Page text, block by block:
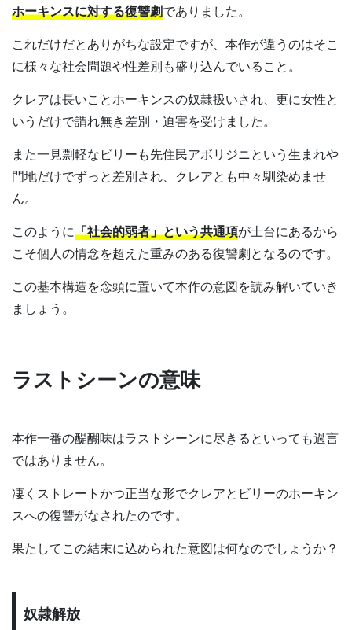
ホーキンスに対する復讐劇でありました。
これだけだとありがちな設定ですが、本作が違うのはそこ
に様々な社会問題や性差別も盛り込んでいること。
クレアは長いことホーキンスの奴隷扱いされ、更に女性と
いうだけで謂れ無き差別・迫害を受けました。
また一見剽軽なビリーも先住民アボリジニという生まれや
門地だけでずっと差別され、クレアとも中々馴染めませ
ん。
このように「社会的弱者」という共通項が土台にあるから
こそ個人の情念を超えた重みのある復讐劇となるのです。
この基本構造を念頭に置いて本作の意図を読み解いていき
ましょう。
ラストシーンの意味
本作一番の醍醐味はラストシーンに尽きるといっても過言
ではありません。
凄くストレートかつ正当な形でクレアとビリーのホーキン
スへの復讐がなされたのです。
果たしてこの結末に込められた意図は何なのでしょうか？
奴隷解放